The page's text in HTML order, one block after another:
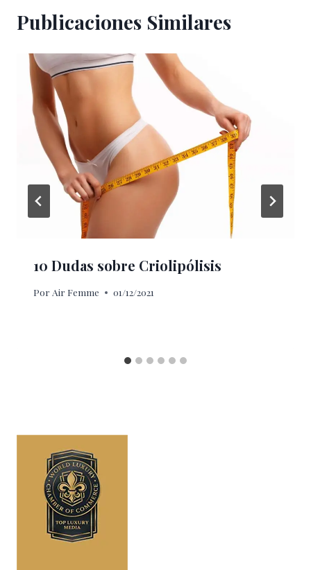
Publicaciones Similares
10 Dudas sobre Criolipólisis
Por Air Femme 01/12/2021